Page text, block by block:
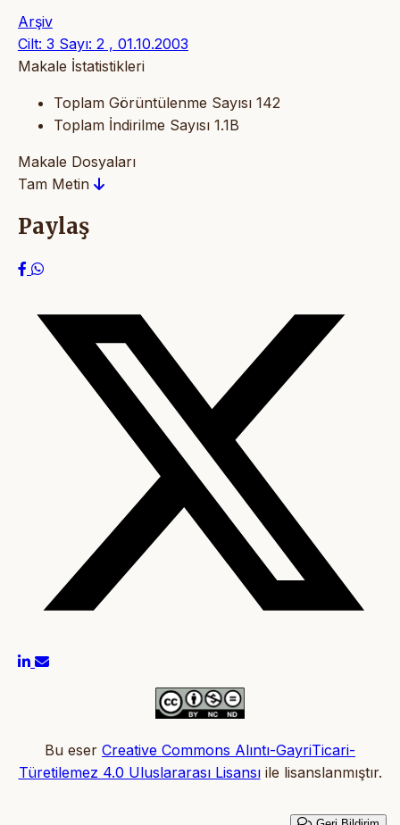
Arşiv
Cilt: 3 Sayı: 2 , 01.10.2003
Makale İstatistikleri
Toplam Görüntülenme Sayısı 142
Toplam İndirilme Sayısı 1.1B
Makale Dosyaları
Tam Metin
Paylaş
Bu eser Creative Commons Alıntı-GayriTicari-
Türetilemez 4.0 Uluslararası Lisansıile lisanslanmıştır.